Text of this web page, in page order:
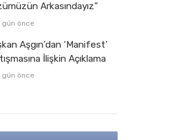
Arkasındayız”
gün önce
Aşgın’dan ‘Manifest’
İlişkin Açıklama
gün önce